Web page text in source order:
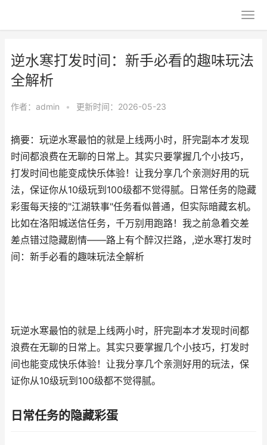
逆水寒打发时间：新手必看的趣味玩法
全解析
作者： admin • 更新时间：2026-05-23
摘要：玩逆水寒最怕的就是上线两小时，肝完副本才发现
时间都浪费在无聊的日常上。其实只要掌握几个小技巧，
打发时间也能变成快乐体验！让我分享几个亲测好用的玩
法，保证你从10级玩到100级都不觉得腻。日常任务的隐藏
彩蛋每天接的"江湖轶事"任务看似普通，但实际暗藏玄机。
比如在洛阳城送信任务，千万别用跑路！我之前急着交差
差点错过隐藏剧情——路上有个醉汉拦路，,逆水寒打发时
间：新手必看的趣味玩法全解析
玩逆水寒最怕的就是上线两小时，肝完副本才发现时间都
浪费在无聊的日常上。其实只要掌握几个小技巧，打发时
间也能变成快乐体验！让我分享几个亲测好用的玩法，保
证你从10级玩到100级都不觉得腻。
日常任务的隐藏彩蛋